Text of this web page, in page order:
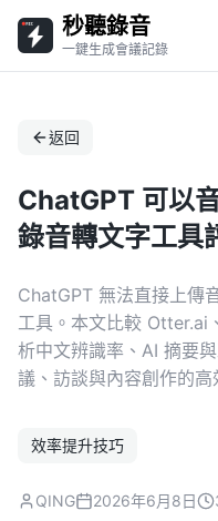
秒聽錄音
一鍵生成會議記錄
返回
ChatGPT 可以
錄音轉文字工具
ChatGPT 無法直接上傳
工具。本文比較
析中文辨識率、AI 摘要
議、訪談與內容創作的高
效率提升技巧
QING 2026年6月8日